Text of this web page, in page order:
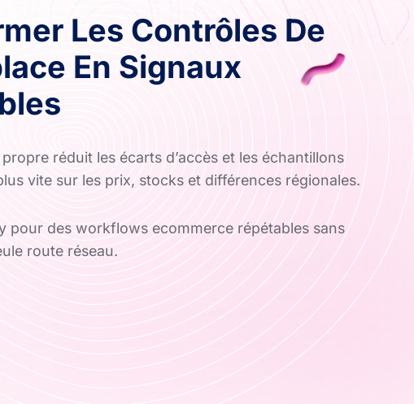
Les Contrôles De
En Signaux
réduit les écarts d’accès et les échantillons
vite sur les prix, stocks et différences régionales.
pour des workflows ecommerce répétables sans
route réseau.